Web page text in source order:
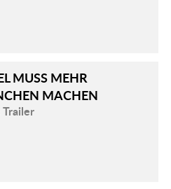
MUSS MEHR
MACHEN